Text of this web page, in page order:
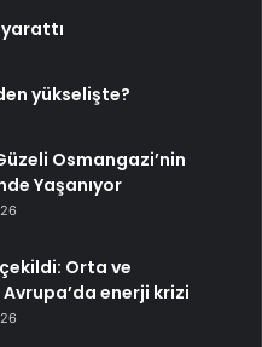
yükselişte?
Osmangazi’nin
Yaşanıyor
Orta ve
enerji krizi